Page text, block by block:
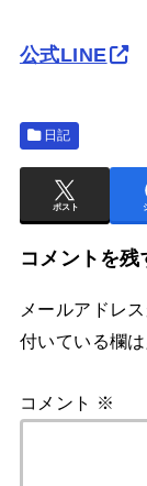
公式LINE
日記
ポスト
コメントを残
メールアドレ
付いている欄
コメント ※